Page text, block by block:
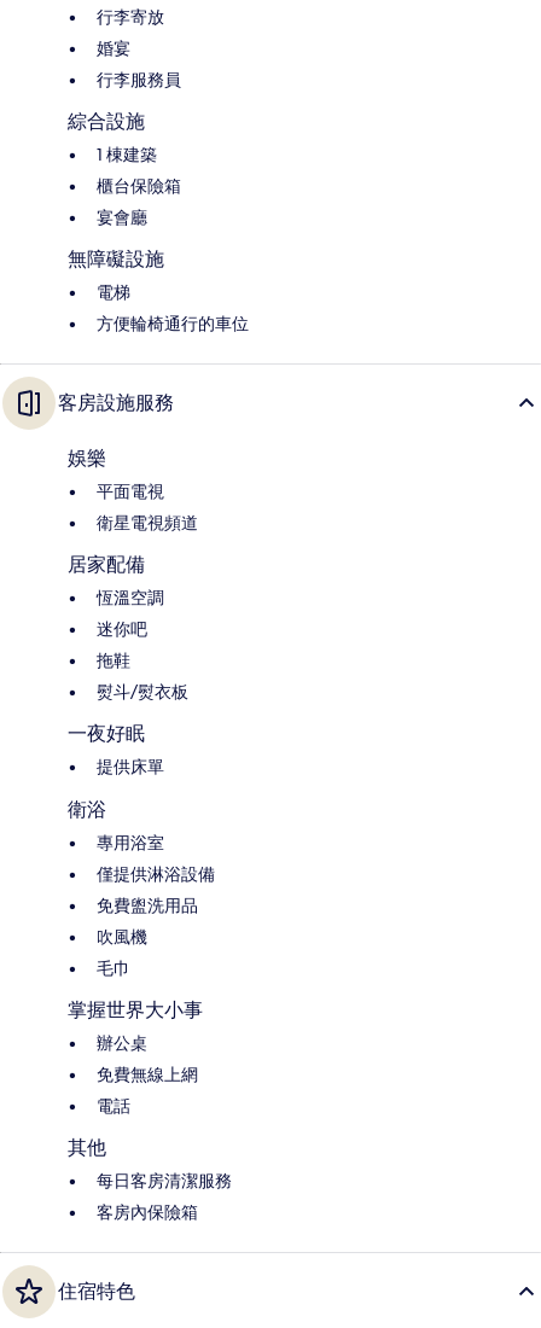
行李寄放
婚宴
行李服務員
綜合設施
1 棟建築
櫃台保險箱
宴會廳
無障礙設施
電梯
方便輪椅通行的車位
客房設施服務
娛樂
平面電視
衛星電視頻道
居家配備
恆溫空調
迷你吧
拖鞋
熨斗/熨衣板
一夜好眠
提供床單
衛浴
專用浴室
僅提供淋浴設備
免費盥洗用品
吹風機
毛巾
掌握世界大小事
辦公桌
免費無線上網
電話
其他
每日客房清潔服務
客房內保險箱
住宿特色